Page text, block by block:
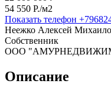
54 550 P./м2
Показать телефон
Неежко Алексей
Собственник
ООО
Описание